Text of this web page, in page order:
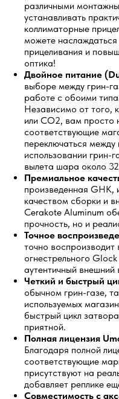
различными
устанавливать
коллиматорные
можете
прицеливания и
оптика!
Двойное питание
выборе между грин-
работе с обоими
Независимо от того,
или CO2, вам просто
соответствующие
переключаться
использовании грин-
вылета шара около
Премиальное
произведенная GHK,
качеством сборки и
Cerakote Aluminum
прочность, но и
Точное
точно
огнестрельного
аутентичный
Четкий и быстрый
обычном грин-газе,
используемых
быстрый цикл
приятной.
Полная лицензия
Благодаря полной
соответствующие
присутствуют на
добавляет реплике
Совместимость с